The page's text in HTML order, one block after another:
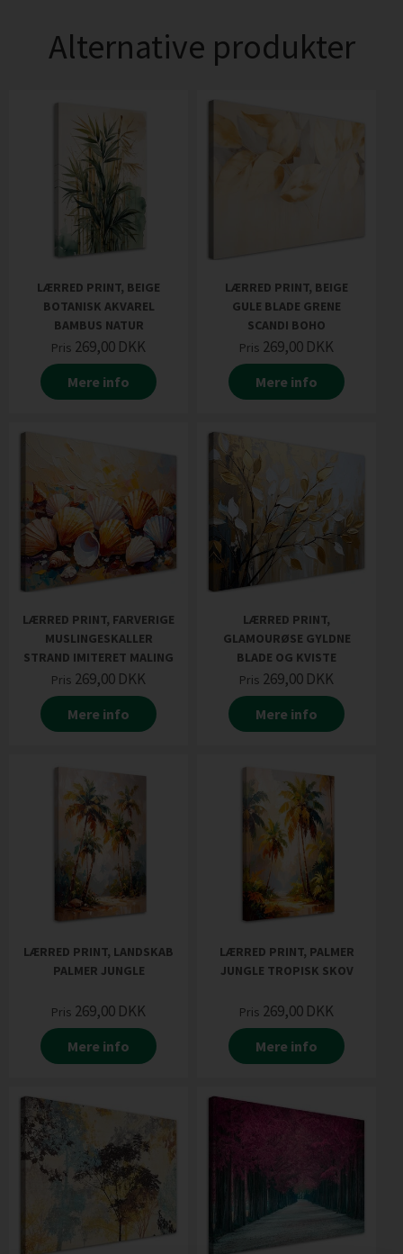
Alternative produkter
LÆRRED PRINT, BEIGE
BOTANISK AKVAREL
BAMBUS NATUR
Pris 269,00 DKK
Mere info
LÆRRED PRINT, BEIGE
GULE BLADE GRENE
SCANDI BOHO
Pris 269,00 DKK
Mere info
LÆRRED PRINT, FARVERIGE
MUSLINGESKALLER
STRAND IMITERET MALING
Pris 269,00 DKK
Mere info
LÆRRED PRINT,
GLAMOURØSE GYLDNE
BLADE OG KVISTE
Pris 269,00 DKK
Mere info
LÆRRED PRINT, LANDSKAB
PALMER JUNGLE
Pris 269,00 DKK
Mere info
LÆRRED PRINT, PALMER
JUNGLE TROPISK SKOV
Pris 269,00 DKK
Mere info